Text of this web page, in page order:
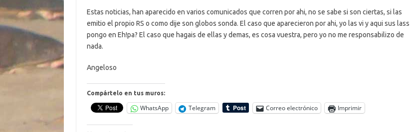
Estas noticias, han aparecido en varios comunicados que corren por ahi, no se sabe si son ciertas, si las
emitio el propio RS o como dije son globos sonda. El caso que aparecieron por ahi, yo las vi y aqui sus lass
pongo en Eh!pa? El caso que hagais de ellas y demas, es cosa vuestra, pero yo no me responsabilizo de
nada.
Angeloso
Compártelo en tus muros:
WhatsApp Telegram Correo electrónico Imprimir